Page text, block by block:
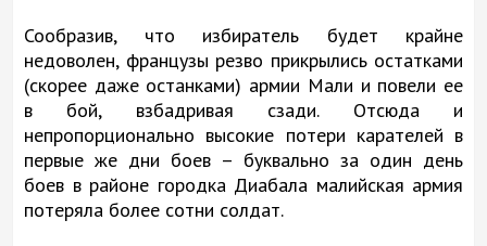
Сообразив, что избиратель будет крайне
недоволен, французы резво прикрылись остатками
(скорее даже останками) армии Мали и повели ее
в бой, взбадривая сзади. Отсюда и
непропорционально высокие потери карателей в
первые же дни боев – буквально за один день
боев в районе городка Диабала малийская армия
потеряла более сотни солдат.